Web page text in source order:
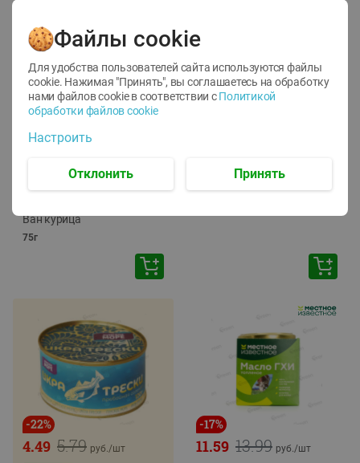
12
1.05 руб./
руб./шт
Корм влаж. для кош. с
Ван курица
75г
ТОФУ Vegetus ТВЕРДЫЙ
-22%
5.79
4.49 руб./шт
-17%
13.99
11.59 руб./шт
Файлы cookie
Для удобства пользователей сайта используются файлы
cookie. Нажимая "Принять", вы соглашаетесь на обработку
нами файлов cookie в соответствии с Политикой
обработки файлов cookie
Настроить
Отклонить Принять